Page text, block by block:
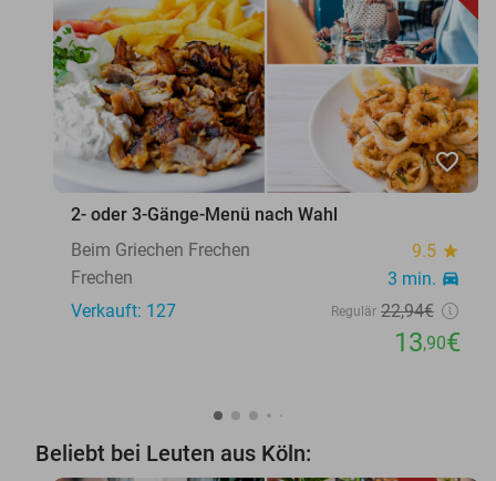
favorite_border
2- oder 3-Gänge-Menü nach Wahl
Beim Griechen Frechen
9.5 star
Frechen 3 min. directions_car
Verkauft: 127 Regulär 22,94€
13,90€
Beliebt bei Leuten aus Köln: